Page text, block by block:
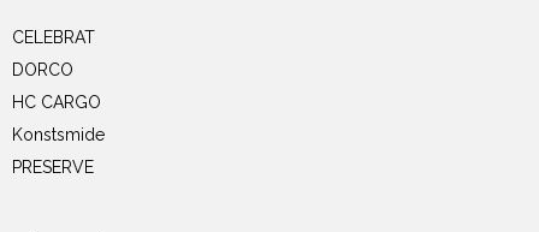
CELEBRAT
DORCO
HC CARGO
Konstsmide
PRESERVE